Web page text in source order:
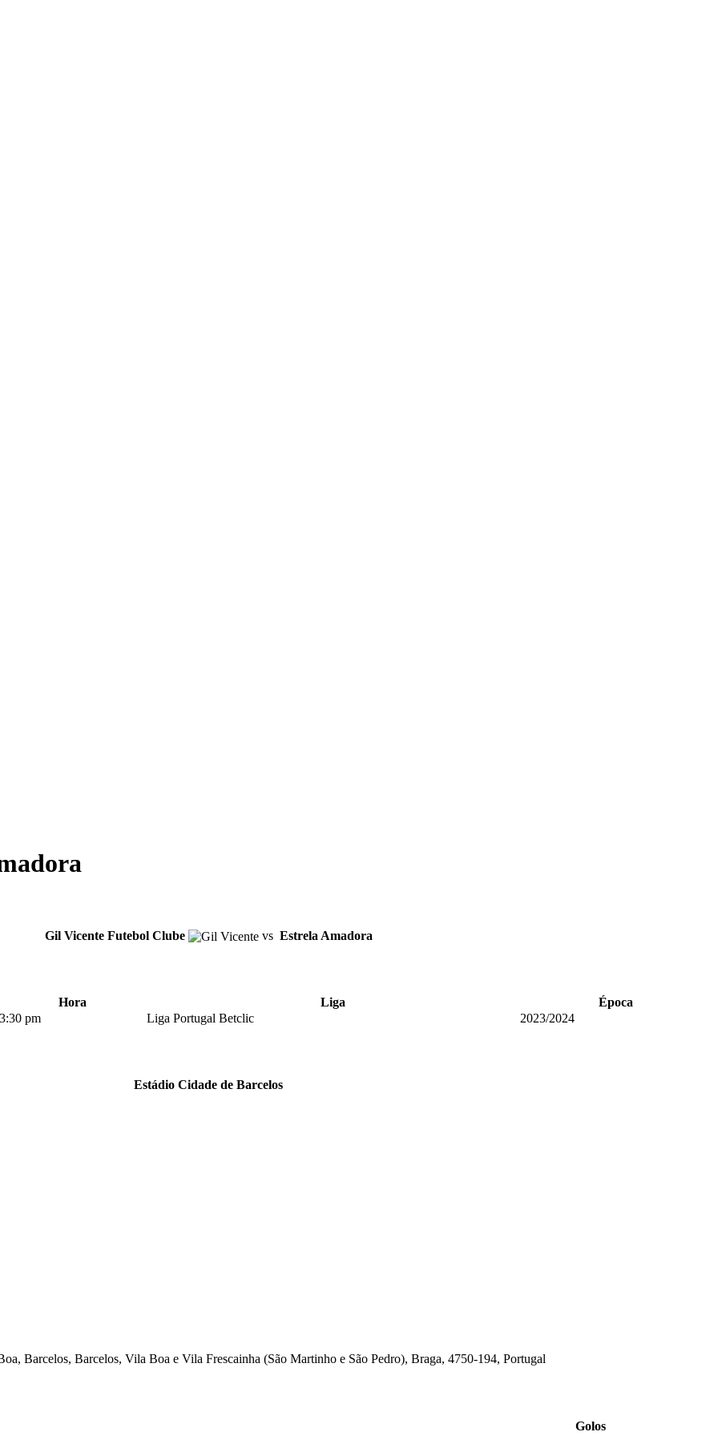
Gil Vicente Futebol Clube vs Estrela Amadora
Hora Liga
Época
3:30 pm Liga Portugal Betclic 2023/2024
Estádio Cidade de Barcelos
Barcelos, Barcelos, Vila Boa e Vila Frescainha (São Martinho e São Pedro), Braga, 4750-194, Portugal
Golos